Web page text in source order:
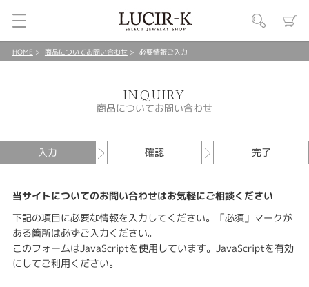
HOME 商品についてお問い合わせ 必要情報ご入力
INQUIRY
商品についてお問い合わせ
入力 確認 完了
当サイトについてのお問い合わせはお気軽にご相談ください
下記の項目に必要な情報を入力してください。「必須」マークが
ある箇所は必ずご入力ください。
このフォームはJavaScriptを使用しています。JavaScriptを有効
にしてご利用ください。